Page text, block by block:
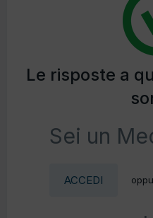
Le risposte a
Sei un
ACCEDI